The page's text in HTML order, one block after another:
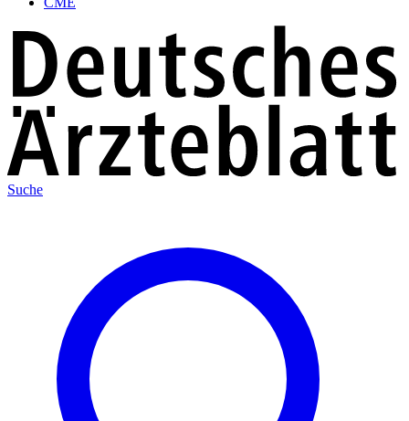
Suche